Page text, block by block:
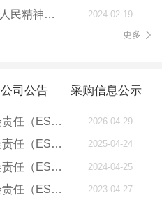
推进中国式现代化必须增强人民精神力量
2024-02-19
更多
公司公告 采购信息公示
中国信达发布《2025年社会责任（ESG）报告》 2026-04-29
中国信达发布《2024年社会责任（ESG）报告》 2025-04-24
中国信达发布《2023年社会责任（ESG）报告》 2024-04-25
中国信达发布《2022年社会责任（ESG）报告》
2023-04-27